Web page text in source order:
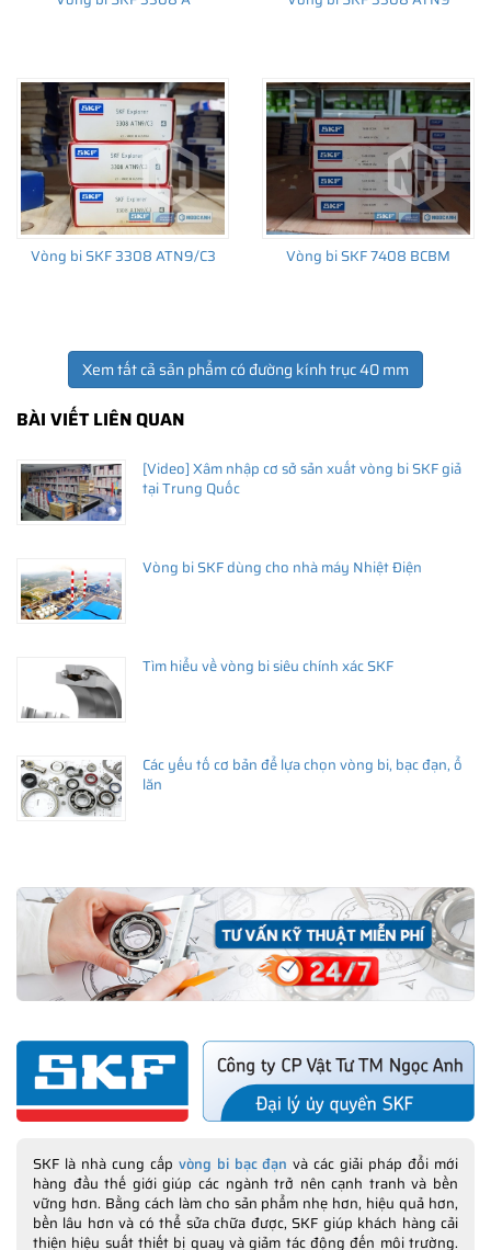
THÔNG TIN HỮU ÍCH
•Vòng bi SKF chính hãng, Những lưu ý cơ bản trước khi mua hàng
•Xuất xứ vòng bi SKF chính hãng ở đâu?
•Chất lượng vòng bi SKF chính hãng
Vòng bi SKF 3308 ATN9/C3 Vòng bi SKF 7408 BCBM
Xem tất cả sản phẩm có đường kính trục 40 mm
BÀI VIẾT LIÊN QUAN
[Video] Xâm nhập cơ sở sản xuất vòng bi SKF giả
tại Trung Quốc
Vòng bi SKF dùng cho nhà máy Nhiệt Điện
Tìm hiểu về vòng bi siêu chính xác SKF
Các yếu tố cơ bản để lựa chọn vòng bi, bạc đạn, ổ
lăn
SKF là nhà cung cấp vòng bi bạc đạn và các giải pháp đổi mới
hàng đầu thế giới giúp các ngành trở nên cạnh tranh và bền
vững hơn. Bằng cách làm cho sản phẩm nhẹ hơn, hiệu quả hơn,
bền lâu hơn và có thể sửa chữa được, SKF giúp khách hàng cải
thiện hiệu suất thiết bị quay và giảm tác động đến môi trường.